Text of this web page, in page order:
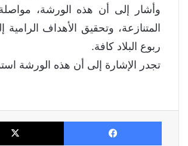
وأشار إلى أن هذه الورشة،
المتنازعة، وتحقيق الأهداف
ربوع البلاد كافة.
تجدر الإشارة إلى أن هذه الورشة استمرت لمدة 10 أيام، استهدفت القوات المشاركة في
فيسبوك